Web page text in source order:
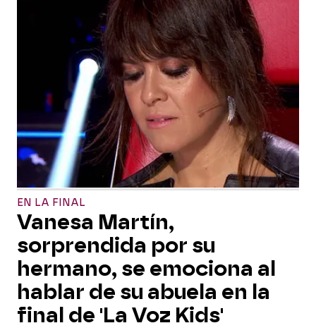
EN LA FINAL
Vanesa Martín,
sorprendida por su
hermano, se emociona al
hablar de su abuela en la
final de 'La Voz Kids'